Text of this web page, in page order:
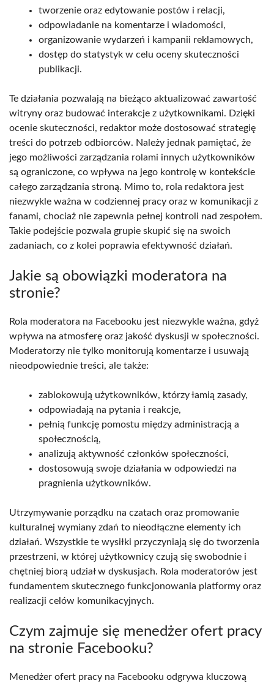
tworzenie oraz edytowanie postów i relacji,
odpowiadanie na komentarze i wiadomości,
organizowanie wydarzeń i kampanii reklamowych,
dostęp do statystyk w celu oceny skuteczności
publikacji.
Te działania pozwalają na bieżąco aktualizować zawartość
witryny oraz budować interakcje z użytkownikami. Dzięki
ocenie skuteczności, redaktor może dostosować strategię
treści do potrzeb odbiorców. Należy jednak pamiętać, że
jego możliwości zarządzania rolami innych użytkowników
są ograniczone, co wpływa na jego kontrolę w kontekście
całego zarządzania stroną. Mimo to, rola redaktora jest
niezwykle ważna w codziennej pracy oraz w komunikacji z
fanami, chociaż nie zapewnia pełnej kontroli nad zespołem.
Takie podejście pozwala grupie skupić się na swoich
zadaniach, co z kolei poprawia efektywność działań.
Jakie są obowiązki moderatora na
stronie?
Rola moderatora na Facebooku jest niezwykle ważna, gdyż
wpływa na atmosferę oraz jakość dyskusji w społeczności.
Moderatorzy nie tylko monitorują komentarze i usuwają
nieodpowiednie treści, ale także:
zablokowują użytkowników, którzy łamią zasady,
odpowiadają na pytania i reakcje,
pełnią funkcję pomostu między administracją a
społecznością,
analizują aktywność członków społeczności,
dostosowują swoje działania w odpowiedzi na
pragnienia użytkowników.
Utrzymywanie porządku na czatach oraz promowanie
kulturalnej wymiany zdań to nieodłączne elementy ich
działań. Wszystkie te wysiłki przyczyniają się do tworzenia
przestrzeni, w której użytkownicy czują się swobodnie i
chętniej biorą udział w dyskusjach. Rola moderatorów jest
fundamentem skutecznego funkcjonowania platformy oraz
realizacji celów komunikacyjnych.
Czym zajmuje się menedżer ofert pracy
na stronie Facebooku?
Menedżer ofert pracy na Facebooku odgrywa kluczową